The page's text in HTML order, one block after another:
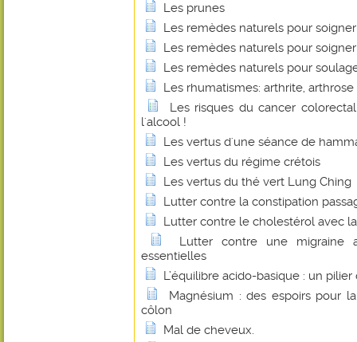
Les prunes
Les remèdes naturels pour
Les remèdes naturels pour
Les remèdes naturels pour
Les rhumatismes: arthrite,
Les risques du cancer
l'alcool !
Les vertus d'une séance de
Les vertus du régime crétois
Les vertus du thé vert Lung Ching
Lutter contre la constipation
Lutter contre le cholestérol avec
Lutter contre une migraine
essentielles
L’équilibre acido-basique : un
Magnésium : des espoirs pour
côlon
Mal de cheveux.